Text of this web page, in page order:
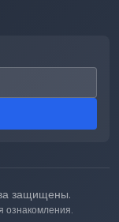
защищены.
ознакомления.